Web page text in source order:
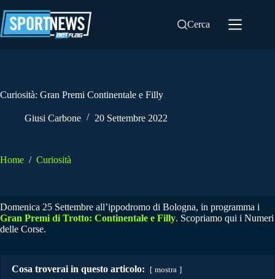
al
contenuto
Cerca
Curiosità: Gran Premi Continentale e Filly
Giusi Carbone 20 Settembre 2022
Home / Curiosità
Domenica 25 Settembre all’ippodromo di Bologna, in programma i
Gran Premi di Trotto: Continentale e Filly. Scopriamo qui i Numeri
delle Corse.
Cosa troverai in questo articolo: mostra